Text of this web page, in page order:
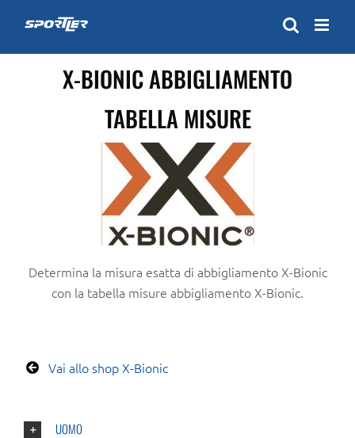
content
X-BIONIC ABBIGLIAMENTO
TABELLA MISURE
Determina la misura esatta di abbigliamento X-Bionic
con la tabella misure abbigliamento X-Bionic.
Vai allo shop X-Bionic
UOMO